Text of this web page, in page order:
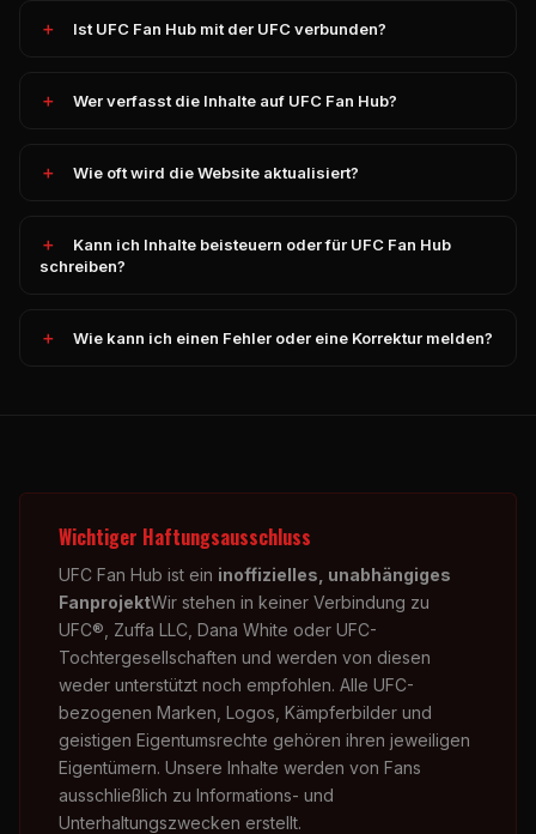
Ist UFC Fan Hub mit der UFC verbunden?
Wer verfasst die Inhalte auf UFC Fan Hub?
Wie oft wird die Website aktualisiert?
Kann ich Inhalte beisteuern oder für UFC Fan Hub
schreiben?
Wie kann ich einen Fehler oder eine Korrektur melden?
Wichtiger Haftungsausschluss
UFC Fan Hub ist ein inoffizielles, unabhängiges
FanprojektWir stehen in keiner Verbindung zu
UFC®, Zuffa LLC, Dana White oder UFC-
Tochtergesellschaften und werden von diesen
weder unterstützt noch empfohlen. Alle UFC-
bezogenen Marken, Logos, Kämpferbilder und
geistigen Eigentumsrechte gehören ihren jeweiligen
Eigentümern. Unsere Inhalte werden von Fans
ausschließlich zu Informations- und
Unterhaltungszwecken erstellt.